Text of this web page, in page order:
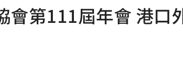
會第111屆年會 港